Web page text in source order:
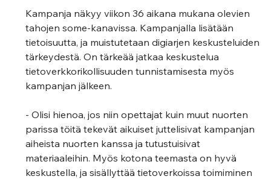
Kampanja näkyy viikon 36 aikana mukana olevien
tahojen some-kanavissa. Kampanjalla lisätään
tietoisuutta, ja muistutetaan digiarjen keskusteluiden
tärkeydestä. On tärkeää jatkaa keskustelua
tietoverkkorikollisuuden tunnistamisesta myös
kampanjan jälkeen.
- Olisi hienoa, jos niin opettajat kuin muut nuorten
parissa töitä tekevät aikuiset juttelisivat kampanjan
aiheista nuorten kanssa ja tutustuisivat
materiaaleihin. Myös kotona teemasta on hyvä
keskustella, ja sisällyttää tietoverkoissa toimiminen